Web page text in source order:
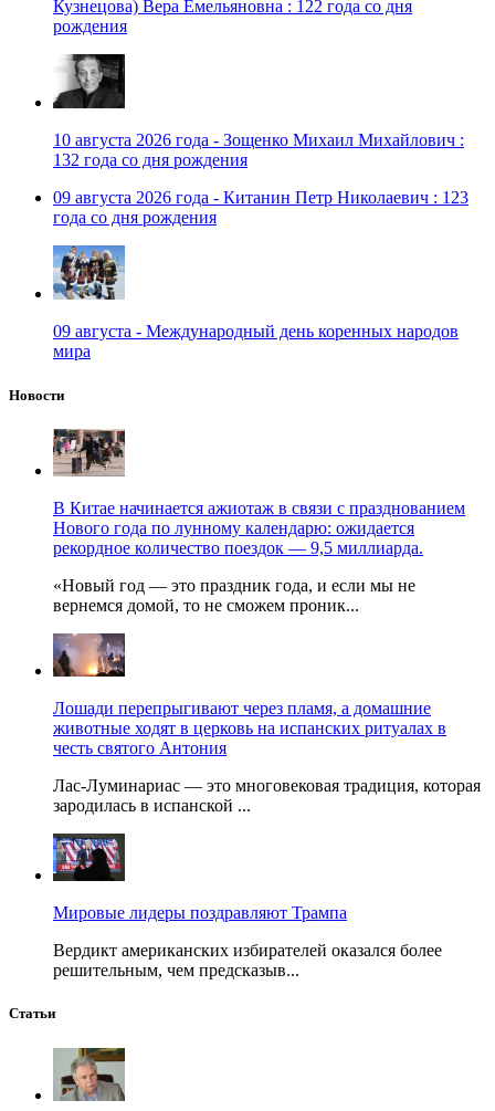
Кузнецова) Вера Емельяновна : 122 года со дня
рождения
10 августа 2026 года - Зощенко Михаил Михайлович :
132 года со дня рождения
09 августа 2026 года - Китанин Петр Николаевич : 123
года со дня рождения
09 августа - Международный день коренных народов
мира
Новости
В Китае начинается ажиотаж в связи с празднованием
Нового года по лунному календарю: ожидается
рекордное количество поездок — 9,5 миллиарда.
«Новый год — это праздник года, и если мы не
вернемся домой, то не сможем проник...
Лошади перепрыгивают через пламя, а домашние
животные ходят в церковь на испанских ритуалах в
честь святого Антония
Лас-Луминариас — это многовековая традиция, которая
зародилась в испанской ...
Мировые лидеры поздравляют Трампа
Вердикт американских избирателей оказался более
решительным, чем предсказыв...
Статьи